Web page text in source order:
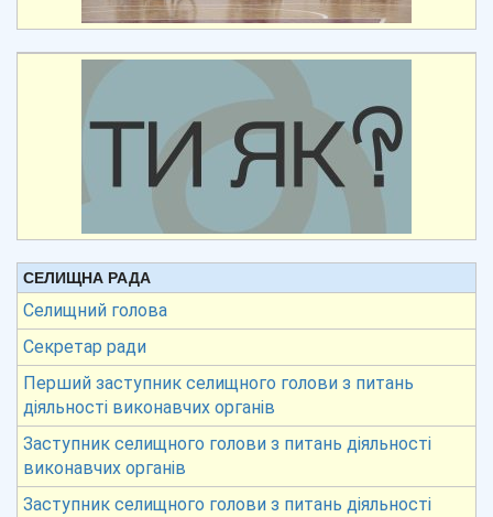
СЕЛИЩНА РАДА
Селищний голова
Секретар ради
Перший заступник селищного голови з питань
діяльності виконавчих органів
Заступник селищного голови з питань діяльності
виконавчих органів
Заступник селищного голови з питань діяльності